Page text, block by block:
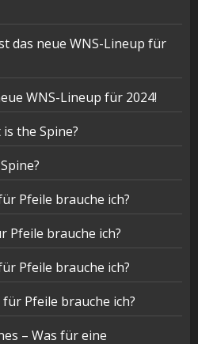
das neue WNS-Lineup für
WNS-Lineup für 2024!
the Spine?
Pfeile brauche ich?
Pfeile brauche ich?
Pfeile brauche ich?
für Pfeile brauche ich?
– Was für eine